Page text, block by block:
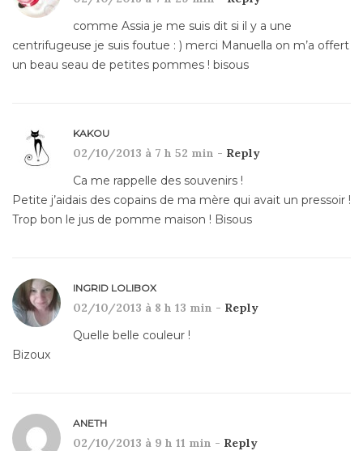
comme Assia je me suis dit si il y a une
centrifugeuse je suis foutue : ) merci Manuella on m’a offert
un beau seau de petites pommes ! bisous
KAKOU
02/10/2013 à 7 h 52 min - Reply
Ca me rappelle des souvenirs !
Petite j’aidais des copains de ma mère qui avait un pressoir !
Trop bon le jus de pomme maison ! Bisous
INGRID LOLIBOX
02/10/2013 à 8 h 13 min - Reply
Quelle belle couleur !
Bizoux
ANETH
02/10/2013 à 9 h 11 min - Reply